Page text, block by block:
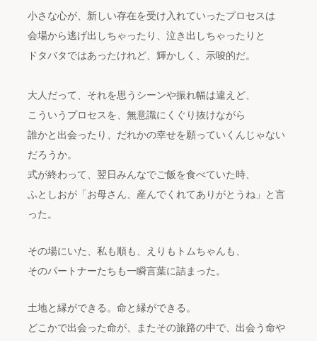
小さな心が、新しい存在を受け入れていったプロセスは
会場から逃げ出しちゃったり、泣き出しちゃったりと
ドタバタではあったけれど、輝かしく、示唆的だ。
大人だって、それを思うシーンや振れ幅は違えど、
こういうプロセスを、無意識にくぐり抜けながら
誰かと出会ったり、だれかの幸せを願っていくんじゃない
だろうか。
式が終わって、翌日みんなでご飯を食べていた時、
ふとしおが「お母さん、産んでくれてありがとうね」と言
った。
その場にいた、私も順も、えりもトムちゃんも、
そのパートナーたちも一瞬言葉に詰まった。
土地と縁ができる。命と縁ができる。
どこかで出会った命が、またその旅路の中で、出会う命や